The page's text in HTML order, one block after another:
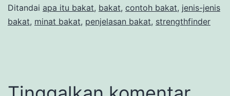
Ditandai apa itu bakat, bakat, contoh bakat, jenis-jenis
bakat, minat bakat, penjelasan bakat, strengthfinder